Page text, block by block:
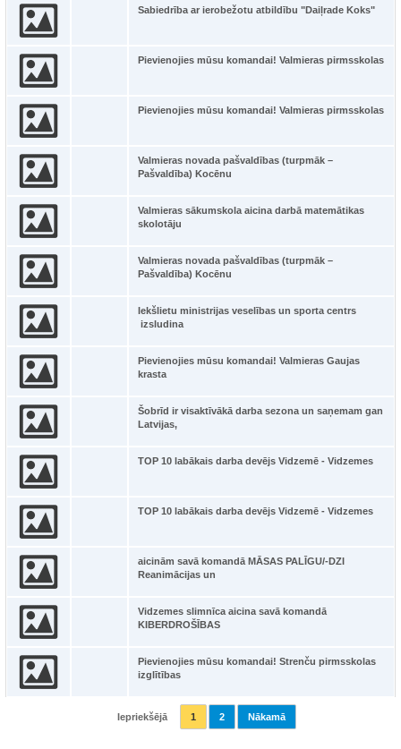
Sabiedrība ar ierobežotu atbildību "Daiļrade Koks"
Pievienojies mūsu komandai! Valmieras pirmsskolas
Pievienojies mūsu komandai! Valmieras pirmsskolas
Valmieras novada pašvaldības (turpmāk –
Pašvaldība) Kocēnu
Valmieras sākumskola aicina darbā matemātikas
skolotāju
Valmieras novada pašvaldības (turpmāk –
Pašvaldība) Kocēnu
Iekšlietu ministrijas veselības un sporta centrs
izsludina
Pievienojies mūsu komandai! Valmieras Gaujas
krasta
Šobrīd ir visaktīvākā darba sezona un saņemam gan
Latvijas,
TOP 10 labākais darba devējs Vidzemē - Vidzemes
TOP 10 labākais darba devējs Vidzemē - Vidzemes
aicinām savā komandā MĀSAS PALĪGU/-DZI
Reanimācijas un
Vidzemes slimnīca aicina savā komandā
KIBERDROŠĪBAS
Pievienojies mūsu komandai! Strenču pirmsskolas
izglītības
Iepriekšējā 1 2 Nākamā